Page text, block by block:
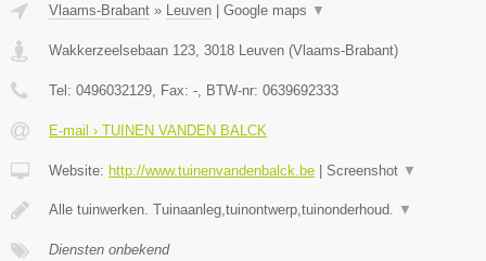
Vlaams-Brabant » Leuven Google maps ▼
Wakkerzeelsebaan 123 3018 Leuven (Vlaams-Brabant)
Tel: 0496032129 , Fax: - , BTW-nr: 0639692333
E-mail › TUINEN VANDEN BALCK
Website: http://www.tuinenvandenbalck.be Screenshot ▼
Alle tuinwerken. Tuinaanleg,tuinontwerp,tuinonderhoud. ▼
Diensten onbekend